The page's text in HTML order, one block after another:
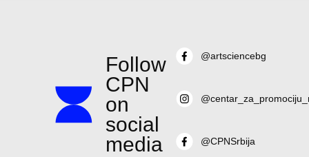
Follow
CPN
on
social
media
@artsciencebg
@CPNSrbija